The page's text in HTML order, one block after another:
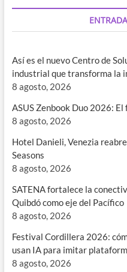
Así es el nuevo Centro de
industrial que transforma la
8 agosto, 2026
ASUS Zenbook Duo 2026:
8 agosto, 2026
Hotel Danieli, Venezia
Seasons
8 agosto, 2026
SATENA fortalece la
Quibdó como eje del Pacífico
8 agosto, 2026
Festival Cordillera 2026:
usan IA para imitar
8 agosto, 2026